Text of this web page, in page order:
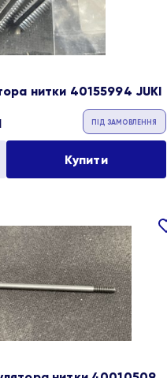
нитки 40155994 JUKI
ПІД ЗАМОВЛЕННЯ
Купити